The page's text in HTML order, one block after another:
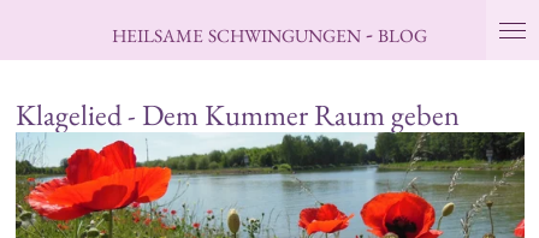
HEILSAMESCHWINGUNGEN-BLOG
Klagelied - Dem Kummer Raum geben